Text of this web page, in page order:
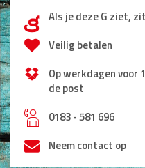
Kerk en Israël
Gemeenteleven en
Pastoraat
Romans en Verhalen
Fictie
Non-Fictie
Alle producten
dAls je deze G ziet,
Veilig betalen
Op werkdagen voor
de post
h0183 - 581 696
Neem contact op